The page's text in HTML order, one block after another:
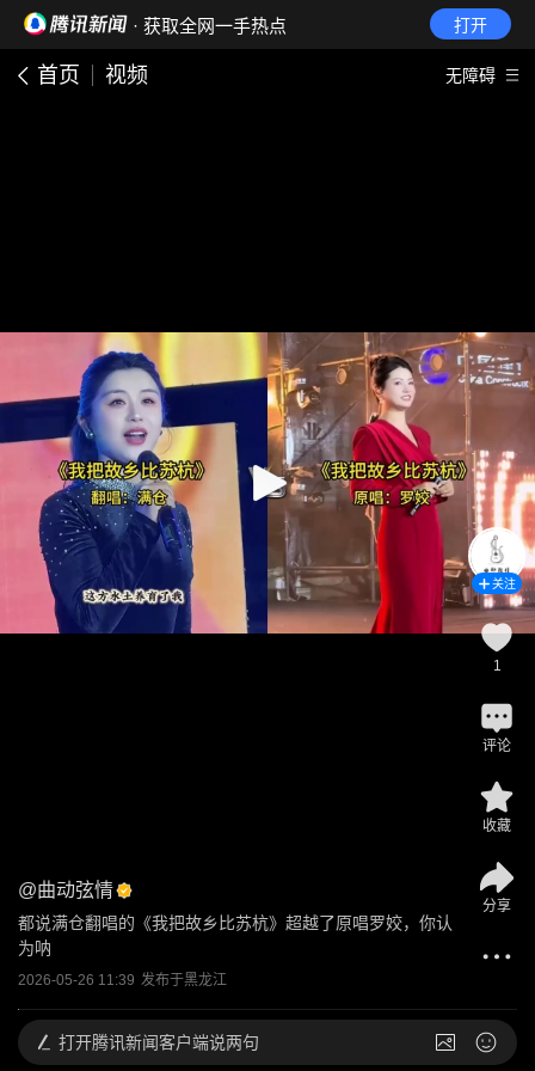
· 获取全网一手热点 打开
首页 视频 无障碍
@曲动弦情
都说满仓翻唱的《我把故乡比苏杭》超越了原唱罗姣，你认
为呐
2026-05-26 11:39 发布于黑龙江
关注
1
评论
收藏
分享
打开腾讯新闻客户端说两句